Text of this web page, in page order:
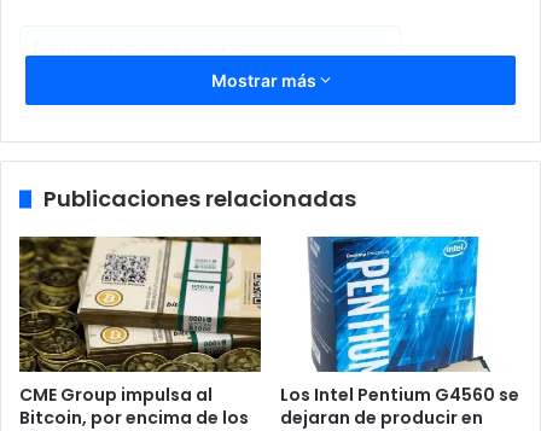
Índice de contenido
Puesta a punto de un Mac lento
Actualiza tu software
Trata de mejorar tu hardware
Acelera tu Mac en el día a día
Hacer limpieza de archivos de
tu Mac
Mostrar más
Publicaciones relacionadas
CME Group impulsa al
Bitcoin, por encima de los
Los Intel Pentium G4560 se
dejaran de producir en